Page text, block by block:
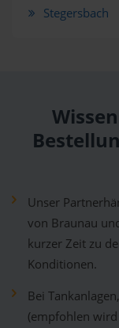
Stegersbach
Unser
von Braunau
kurzer Zeit zu
Konditionen.
Bei
(empfohlen wird